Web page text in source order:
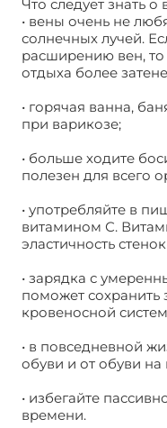
Что следует знать о
• вены очень не
солнечных лучей.
расширению вен, то
отдыха более
• горячая ванна,
при варикозе;
• больше ходите
полезен для всего
• употребляйте в
витамином С.
эластичность
• зарядка с
поможет
кровеносной
• в повседневной
обуви и от обуви на
• избегайте
времени.